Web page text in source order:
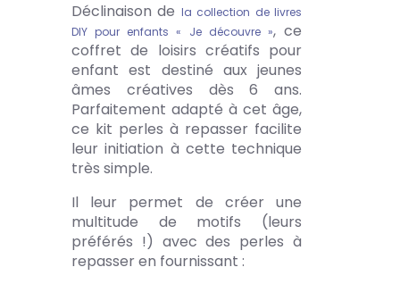
Déclinaison de la collection de livres
DIY pour enfants « Je découvre », ce
coffret de loisirs créatifs pour
enfant est destiné aux jeunes
âmes créatives dès 6 ans.
Parfaitement adapté à cet âge,
ce kit perles à repasser facilite
leur initiation à cette technique
très simple.
Il leur permet de créer une
multitude de motifs (leurs
préférés !) avec des perles à
repasser en fournissant :